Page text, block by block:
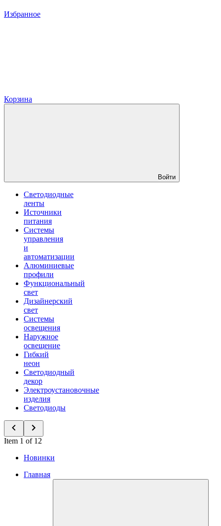
Избранное
Корзина
Войти
Светодиодные
ленты
Источники
питания
Системы
управления
и
автоматизации
Алюминиевые
профили
Функциональный
свет
Дизайнерский
свет
Системы
освещения
Наружное
освещение
Гибкий
неон
Светодиодный
декор
Электроустановочные
изделия
Светодиоды
Item 1 of 12
Новинки
Главная